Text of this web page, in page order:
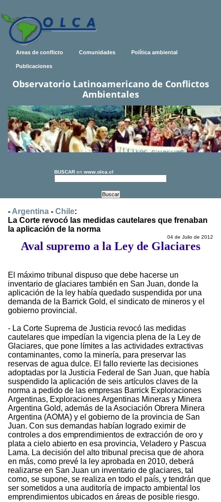
Areas de conflicto Comunidades Política ambiental
Publicaciones
Observatorio Latinoamericano de Conflictos
Ambientales
BUSCAR en www.olca.cl
- Argentina - Chile:
La Corte revocó las medidas cautelares que frenaban
la aplicación de la norma
04 de Julio de 2012
Aval supremo a la Ley de Glaciares
El máximo tribunal dispuso que debe hacerse un
inventario de glaciares también en San Juan, donde la
aplicación de la ley había quedado suspendida por una
demanda de la Barrick Gold, el sindicato de mineros y el
gobierno provincial.
- La Corte Suprema de Justicia revocó las medidas
cautelares que impedían la vigencia plena de la Ley de
Glaciares, que pone límites a las actividades extractivas
contaminantes, como la minería, para preservar las
reservas de agua dulce. El fallo revierte las decisiones
adoptadas por la Justicia Federal de San Juan, que había
suspendido la aplicación de seis artículos claves de la
norma a pedido de las empresas Barrick Exploraciones
Argentinas, Exploraciones Argentinas Mineras y Minera
Argentina Gold, además de la Asociación Obrera Minera
Argentina (AOMA) y el gobierno de la provincia de San
Juan. Con sus demandas habían logrado eximir de
controles a dos emprendimientos de extracción de oro y
plata a cielo abierto en esa provincia, Veladero y Pascua
Lama. La decisión del alto tribunal precisa que de ahora
en más, como prevé la ley aprobada en 2010, deberá
realizarse en San Juan un inventario de glaciares, tal
como, se supone, se realiza en todo el país, y tendrán que
ser sometidos a una auditoría de impacto ambiental los
emprendimientos ubicados en áreas de posible riesgo.